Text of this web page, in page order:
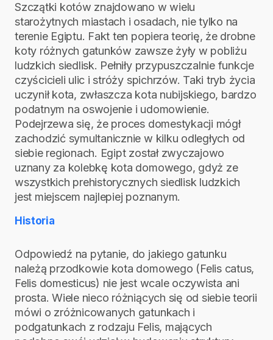
Szczątki kotów znajdowano w wielu
starożytnych miastach i osadach, nie tylko na
terenie Egiptu. Fakt ten popiera teorię, że drobne
koty różnych gatunków zawsze żyły w pobliżu
ludzkich siedlisk. Pełniły przypuszczalnie funkcje
czyścicieli ulic i stróży spichrzów. Taki tryb życia
uczynił kota, zwłaszcza kota nubijskiego, bardzo
podatnym na oswojenie i udomowienie.
Podejrzewa się, że proces domestykacji mógł
zachodzić symultanicznie w kilku odległych od
siebie regionach. Egipt został zwyczajowo
uznany za kolebkę kota domowego, gdyż ze
wszystkich prehistorycznych siedlisk ludzkich
jest miejscem najlepiej poznanym.
Historia
Odpowiedź na pytanie, do jakiego gatunku
należą przodkowie kota domowego (Felis catus,
Felis domesticus) nie jest wcale oczywista ani
prosta. Wiele nieco różniących się od siebie teorii
mówi o zróżnicowanych gatunkach i
podgatunkach z rodzaju Felis, mających